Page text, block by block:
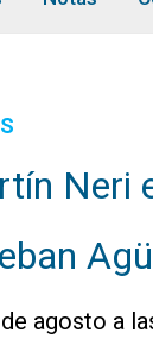
Neri
agosto a